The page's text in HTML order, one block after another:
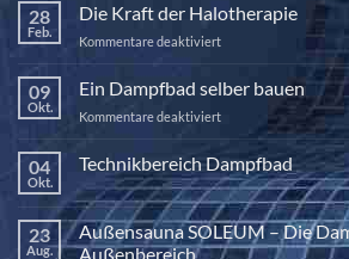
28
Feb.
Die Kraft der Halotherapie
Kommentare deaktiviertfür
Kraft
Halotherapie
09
Okt.
Ein Dampfbad selber bauen
Kommentare deaktiviertfür
Dampfbad
selber
bauen
04
Okt.
Technikbereich Dampfbad
Keine
Kommentare
zu
Technikbereich
Dampfbad
23
Aug.
Außensauna SOLEUM – Die
Außenbereich